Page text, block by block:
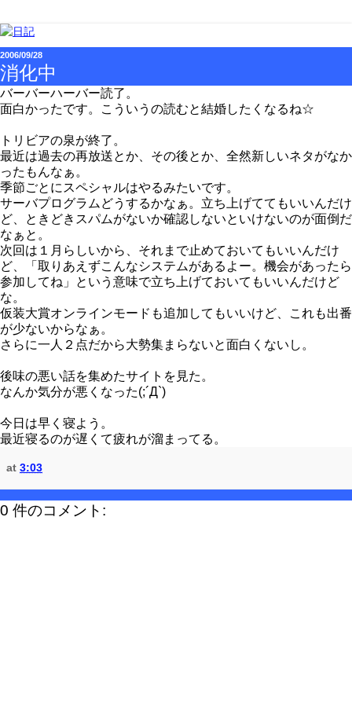
2006/09/28
消化中
バーバーハーバー読了。
面白かったです。こういうの読むと結婚したくなるね☆
トリビアの泉が終了。
最近は過去の再放送とか、その後とか、全然新しいネタがなか
ったもんなぁ。
季節ごとにスペシャルはやるみたいです。
サーバプログラムどうするかなぁ。立ち上げててもいいんだけ
ど、ときどきスパムがないか確認しないといけないのが面倒だ
なぁと。
次回は１月らしいから、それまで止めておいてもいいんだけ
ど、「取りあえずこんなシステムがあるよー。機会があったら
参加してね」という意味で立ち上げておいてもいいんだけど
な。
仮装大賞オンラインモードも追加してもいいけど、これも出番
が少ないからなぁ。
さらに一人２点だから大勢集まらないと面白くないし。
後味の悪い話を集めたサイトを見た。
なんか気分が悪くなった(;´Д`)
今日は早く寝よう。
最近寝るのが遅くて疲れが溜まってる。
at 3:03
0 件のコメント: